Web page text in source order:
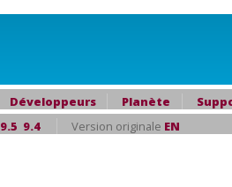
Développeurs Planète
9.5 9.4 Version originale EN